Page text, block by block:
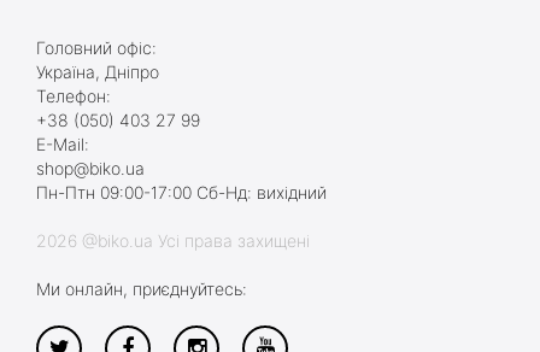
Головний офіс:
Україна, Дніпро
Телефон:
+38 (050) 403 27 99
E-Mail:
shop@biko.ua
Пн-Птн 09:00-17:00 Сб-Нд: вихідний
2026 @biko.ua Усі права захищені
Ми онлайн, приєднуйтесь: